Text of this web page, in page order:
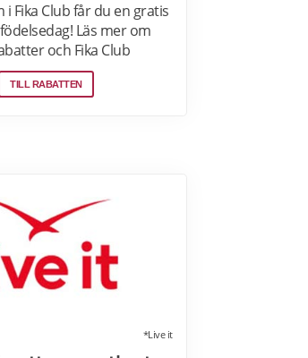
i Fika Club får du en gratis
Läs mer om
och Fika Club
på Espresso House här.
TILL RABATTEN
*Live it